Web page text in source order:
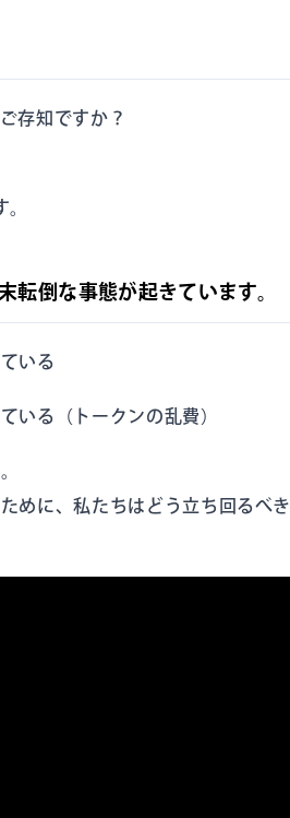
存知ですか？
倒な事態が起きています。
いる
いる（トークンの乱費）
めに、私たちはどう立ち回るべき